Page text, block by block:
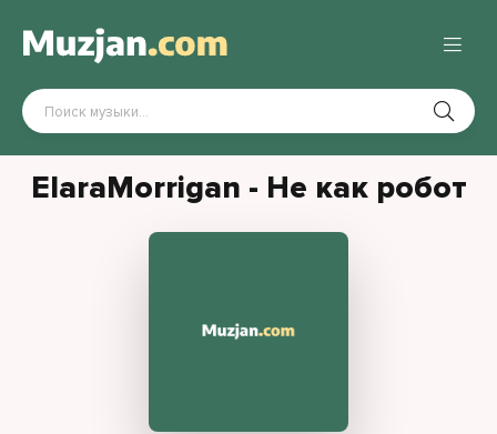
ElaraMorrigan - Не как робот